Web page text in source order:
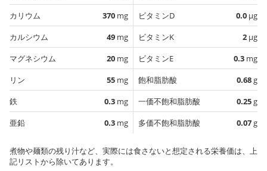
カリウム
370 mg
カルシウム
49 mg
マグネシウム
20 mg
リン
55 mg
鉄
0.3 mg
亜鉛
0.3 mg
ビタミンD
0.0 µg
ビタミンK
2 µg
ビタミンE
0.3 mg
飽和脂肪酸
0.68g
一価不飽和脂肪酸
0.25g
多価不飽和脂肪酸
0.07g
煮物や麺類の残り汁など、実際には食さないと想定される栄養価は、上
記リストから除いてあります。